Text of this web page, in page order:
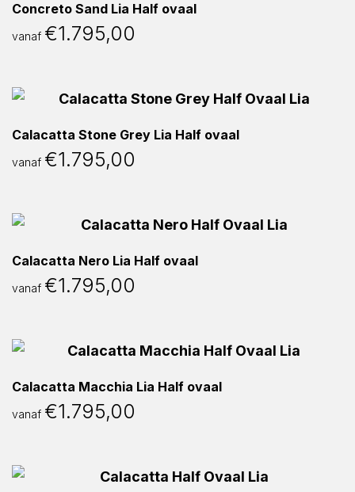
Concreto Sand Lia Half ovaal
vanaf €1.795,00
Calacatta Stone Grey Lia Half ovaal
vanaf €1.795,00
Calacatta Nero Lia Half ovaal
vanaf €1.795,00
Calacatta Macchia Lia Half ovaal
vanaf €1.795,00